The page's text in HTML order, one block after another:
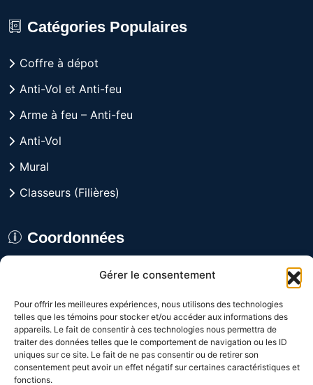
Gérer le consentement
Pour offrir les meilleures expériences, nous utilisons des technologies
telles que les témoins pour stocker et/ou accéder aux informations des
appareils. Le fait de consentir à ces technologies nous permettra de
traiter des données telles que le comportement de navigation ou les ID
uniques sur ce site. Le fait de ne pas consentir ou de retirer son
consentement peut avoir un effet négatif sur certaines caractéristiques et
fonctions.
Catégories Populaires
Coffre à dépot
Anti-Vol et Anti-feu
Arme à feu – Anti-feu
Anti-Vol
Mural
Classeurs (Filières)
Coordonnées
8029 rue Alfred, Anjou,
Du lundi au vendredi
de 9h à 16h
1-800-361-3992